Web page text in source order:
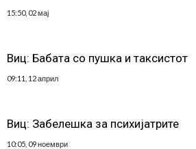
15:50, 02 мај
Виц: Бабата со пушка и таксистот
09:11, 12 април
Виц: Забелешка за психијатрите
10:05, 09 ноември